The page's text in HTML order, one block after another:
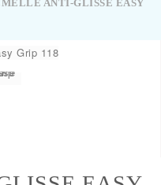
ANTI-GLISSE EASY